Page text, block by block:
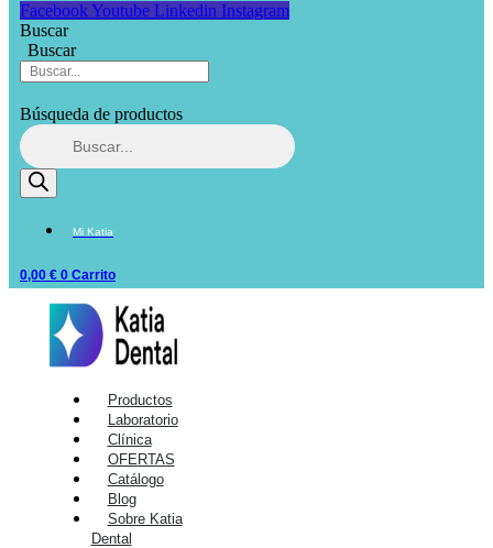
Facebook Youtube Linkedin Instagram
Buscar
Buscar
Búsqueda de productos
Mi Katia
0,00 € 0 Carrito
Productos
Laboratorio
Clínica
OFERTAS
Catálogo
Blog
Sobre Katia
Dental